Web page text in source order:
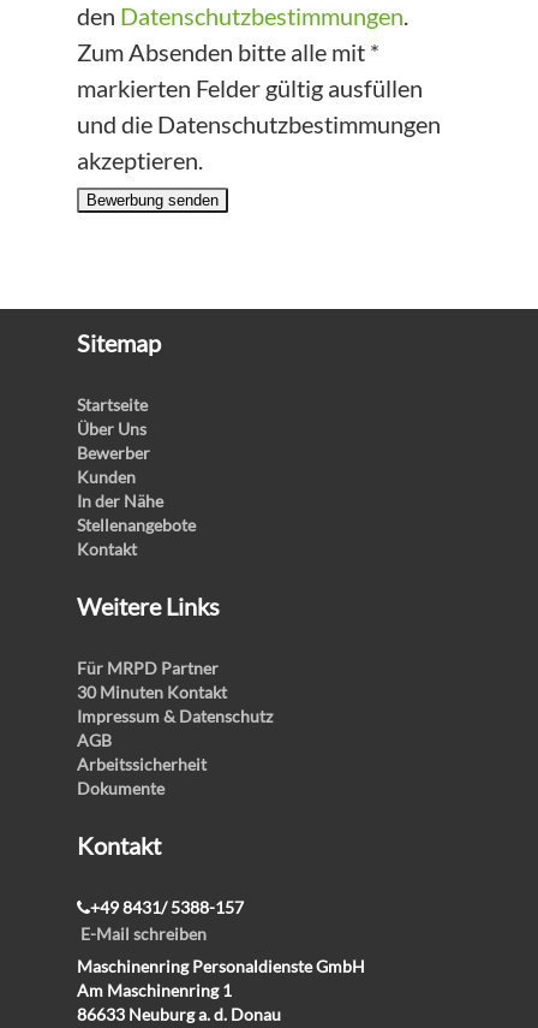
den Datenschutzbestimmungen.
Zum Absenden bitte alle mit *
markierten Felder gültig ausfüllen
und die Datenschutzbestimmungen
akzeptieren.
Bewerbung senden
Sitemap
Startseite
Über Uns
Bewerber
Kunden
In der Nähe
Stellenangebote
Kontakt
Weitere Links
Für MRPD Partner
30 Minuten Kontakt
Impressum & Datenschutz
AGB
Arbeitssicherheit
Dokumente
Kontakt
+49 8431/ 5388-157
E-Mail schreiben
Maschinenring Personaldienste GmbH
Am Maschinenring 1
86633 Neuburg a. d. Donau